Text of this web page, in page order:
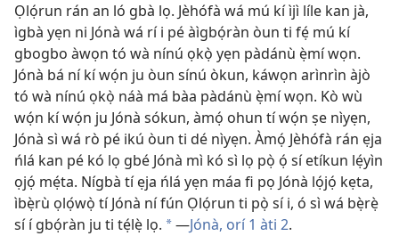
Ọlọ́run rán an ló gbà lọ. Jèhófà wá mú kí ìjì líle kan jà,
ìgbà yẹn ni Jónà wá rí i pé àìgbọ́ràn òun ti fẹ́ mú kí
gbogbo àwọn tó wà nínú ọkọ̀ yẹn pàdánù ẹ̀mí wọn.
Jónà bá ní kí wọ́n ju òun sínú òkun, káwọn arìnrìn àjò
tó wà nínú ọkọ̀ náà má bàa pàdánù ẹ̀mí wọn. Kò wù
wọ́n kí wọ́n ju Jónà sókun, àmọ́ ohun tí wọ́n ṣe nìyẹn,
Jónà sì wá rò pé ikú òun ti dé nìyẹn. Àmọ́ Jèhófà rán ẹja
ńlá kan pé kó lọ gbé Jónà mì kó sì lọ pọ̀ ọ́ sí etíkun lẹ́yìn
ọjọ́ mẹ́ta. Nígbà tí ẹja ńlá yẹn máa fi pọ Jónà lọ́jọ́ kẹta,
ìbẹ̀rù ọlọ́wọ̀ tí Jónà ní fún Ọlọ́run ti pọ̀ sí i, ó sì wá bẹ̀rẹ̀
sí í gbọ́ràn ju ti tẹ́lẹ̀ lọ. a—Jónà, orí 1 àti 2.